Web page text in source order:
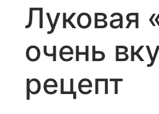
Луковая
очень
рецепт